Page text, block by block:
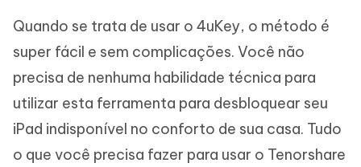
Quando se trata de usar o 4uKey, o método é
super fácil e sem complicações. Você não
precisa de nenhuma habilidade técnica para
utilizar esta ferramenta para desbloquear seu
iPad indisponível no conforto de sua casa. Tudo
o que você precisa fazer para usar o Tenorshare